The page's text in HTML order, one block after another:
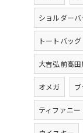
ショルダーバ
トートバッグ
大吉弘前高田
オメガ
ティファニー